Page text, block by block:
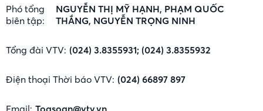
Phó tổng
biên tập:
NGUYỄN THỊ MỸ HẠNH, PHẠM QUỐC
THẮNG, NGUYỄN TRỌNG NINH
Tổng đài VTV: (024) 3.8355931; (024) 3.8355932
Điện thoại Thời báo VTV: (024) 66897 897
Email: Toasoan@vtv.vn